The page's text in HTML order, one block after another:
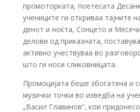
промоторката, поетесата
учениците ги откриваа тајните
денот и ноќта, Сонцето и
делови од приказната,
активно учествуваа во
што ги носи сликовницата.
Промоцијата беше збогатена и
музички точки во изведба на
„Васил Главинов“, кои